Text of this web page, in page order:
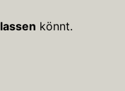
lassen könnt.